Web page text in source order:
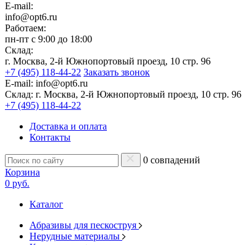
E-mail:
info@opt6.ru
Работаем:
пн-пт с 9:00 до 18:00
Склад:
г. Москва, 2-й Южнопортовый проезд, 10 стр. 96
+7 (495) 118-44-22 Заказать звонок
E-mail: info@opt6.ru
Склад: г. Москва, 2-й Южнопортовый проезд, 10 стр. 96
+7 (495) 118-44-22
Доставка и оплата
Контакты
0 совпадений
Корзина
0 руб.
Каталог
Абразивы для пескоструя
Нерудные материалы